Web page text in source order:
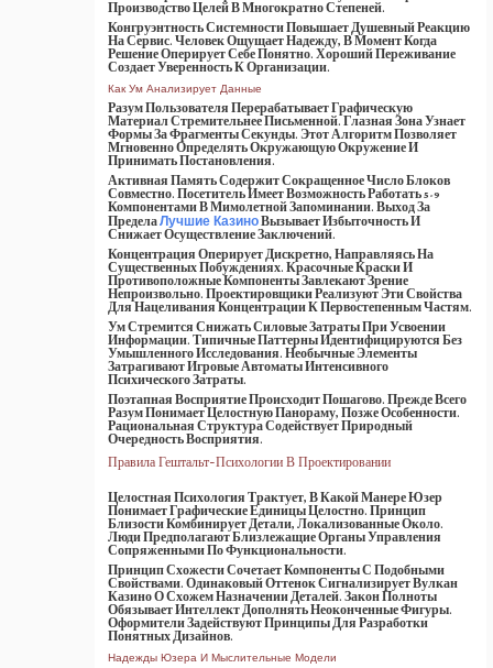
Производство Целей В Многократно Степеней.
Конгруэнтность Системности Повышает Душевный Реакцию
На Сервис. Человек Ощущает Надежду, В Момент Когда
Решение Оперирует Себе Понятно. Хороший Переживание
Создает Уверенность К Организации.
Как Ум Анализирует Данные
Разум Пользователя Перерабатывает Графическую
Материал Стремительнее Письменной. Глазная Зона Узнает
Формы За Фрагменты Секунды. Этот Алгоритм Позволяет
Мгновенно Определять Окружающую Окружение И
Принимать Постановления.
Активная Память Содержит Сокращенное Число Блоков
Совместно. Посетитель Имеет Возможность Работать 5-9
Компонентами В Мимолетной Запоминании. Выход За
ПределаЛучшие КазиноВызывает Избыточность И
Снижает Осуществление Заключений.
Концентрация Оперирует Дискретно, Направляясь На
Существенных Побуждениях. Красочные Краски И
Противоположные Компоненты Завлекают Зрение
Непроизвольно. Проектировщики Реализуют Эти Свойства
Для Нацеливания Концентрации К Первостепенным Частям.
Ум Стремится Снижать Силовые Затраты При Усвоении
Информации. Типичные Паттерны Идентифицируются Без
Умышленного Исследования. Необычные Элементы
Затрагивают Игровые Автоматы Интенсивного
Психического Затраты.
Поэтапная Восприятие Происходит Пошагово. Прежде Всего
Разум Понимает Целостную Панораму, Позже Особенности.
Рациональная Структура Содействует Природный
Очередность Восприятия.
Правила Гештальт-Психологии В Проектировании
Целостная Психология Трактует, В Какой Манере Юзер
Понимает Графические Единицы Целостно. Принцип
Близости Комбинирует Детали, Локализованные Около.
Люди Предполагают Близлежащие Органы Управления
Сопряженными По Функциональности.
Принцип Схожести Сочетает Компоненты С Подобными
Свойствами. Одинаковый Оттенок Сигнализирует Вулкан
Казино О Схожем Назначении Деталей. Закон Полноты
Обязывает Интеллект Дополнять Неоконченные Фигуры.
Оформители Задействуют Принципы Для Разработки
Понятных Дизайнов.
Надежды Юзера И Мыслительные Модели